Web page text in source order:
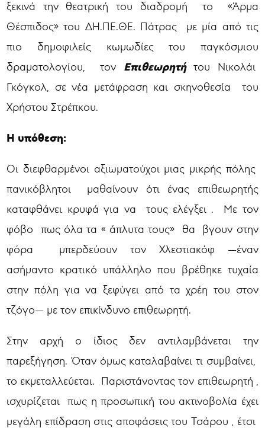
ξεκινά την θεατρική του διαδρομή το «Άρμα
Θέσπιδος» του ΔΗ.ΠΕ.ΘΕ. Πάτρας με μία από τις
πιο δημοφιλείς κωμωδίες του παγκόσμιου
δραματολογίου, τον Επιθεωρητήτου Νικολάι
Γκόγκολ, σε νέα μετάφραση και σκηνοθεσία του
Χρήστου Στρέπκου.
Η υπόθεση:
Οι διεφθαρμένοι αξιωματούχοι μιας μικρής πόλης
πανικόβλητοι μαθαίνουν ότι ένας επιθεωρητής
καταφθάνει κρυφά για να τους ελέγξει . Με τον
φόβο πως όλα τα « άπλυτα τους» θα βγουν στην
φόρα μπερδεύουν τον Χλεστιακόφ —έναν
ασήμαντο κρατικό υπάλληλο που βρέθηκε τυχαία
στην πόλη για να ξεφύγει από τα χρέη του στον
τζόγο— με τον επικίνδυνο επιθεωρητή.
Στην αρχή ο ίδιος δεν αντιλαμβάνεται την
παρεξήγηση. Όταν όμως καταλαβαίνει τι συμβαίνει,
το εκμεταλλεύεται. Παριστάνοντας τον επιθεωρητή ,
ισχυρίζεται πως η προσωπική του ακτινοβολία έχει
μεγάλη επίδραση στις αποφάσεις του Τσάρου , έτσι